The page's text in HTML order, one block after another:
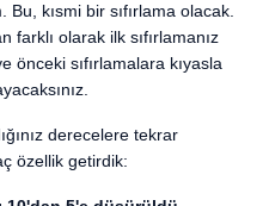
Bu, kısmi bir sıfırlama olacak.
farklı olarak ilk sıfırlamanız
önceki sıfırlamalara kıyasla
derecelere tekrar
özellik getirdik: